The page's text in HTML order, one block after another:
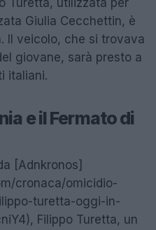
Turetta, utilizzata per
Giulia Cecchettin, è
Il veicolo, che si trovava
giovane, sarà presto a
italiani.
e il Fermato di
[Adnkronos]
cronaca/omicidio-
turetta-oggi-in-
Filippo Turetta, un